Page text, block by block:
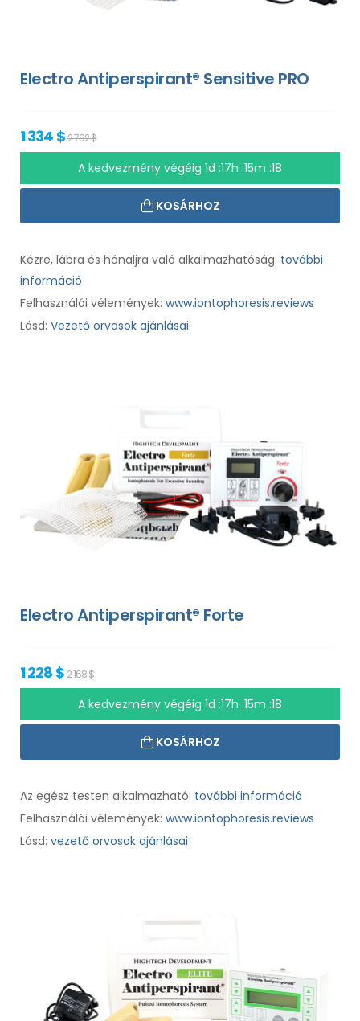
Electro Antiperspirant® Sensitive PRO
1 334 $2 792 $
A kedvezmény végéig 1d :17h :15m :17
KOSÁRHOZ
Kézre, lábra és hónaljra való alkalmazhatóság: további
információ
Felhasználói vélemények: www.iontophoresis.reviews
Lásd: Vezető orvosok ajánlásai
Electro Antiperspirant® Forte
1 228 $2 168 $
A kedvezmény végéig 1d :17h :15m :17
KOSÁRHOZ
Az egész testen alkalmazható: további információ
Felhasználói vélemények: www.iontophoresis.reviews
Lásd: vezető orvosok ajánlásai